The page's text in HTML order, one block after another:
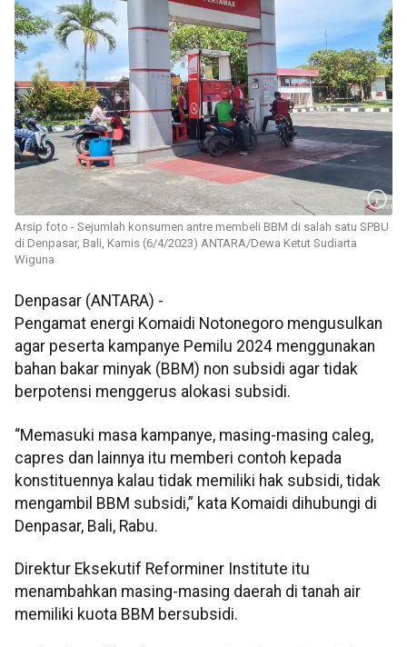
Arsip foto - Sejumlah konsumen antre membeli BBM di salah satu SPBU
di Denpasar, Bali, Kamis (6/4/2023) ANTARA/Dewa Ketut Sudiarta
Wiguna
Denpasar (ANTARA) -
Pengamat energi Komaidi Notonegoro mengusulkan
agar peserta kampanye Pemilu 2024 menggunakan
bahan bakar minyak (BBM) non subsidi agar tidak
berpotensi menggerus alokasi subsidi.
“Memasuki masa kampanye, masing-masing caleg,
capres dan lainnya itu memberi contoh kepada
konstituennya kalau tidak memiliki hak subsidi, tidak
mengambil BBM subsidi,” kata Komaidi dihubungi di
Denpasar, Bali, Rabu.
Direktur Eksekutif Reforminer Institute itu
menambahkan masing-masing daerah di tanah air
memiliki kuota BBM bersubsidi.